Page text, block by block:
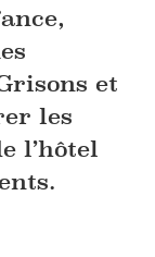
et
les
l’hôtel